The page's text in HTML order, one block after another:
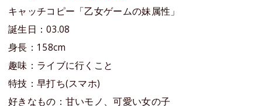
キャッチコピー「乙女ゲームの妹属性」
誕生日：03.08
身長：158cm
趣味：ライブに行くこと
特技：早打ち(スマホ)
好きなもの：甘いモノ、可愛い女の子